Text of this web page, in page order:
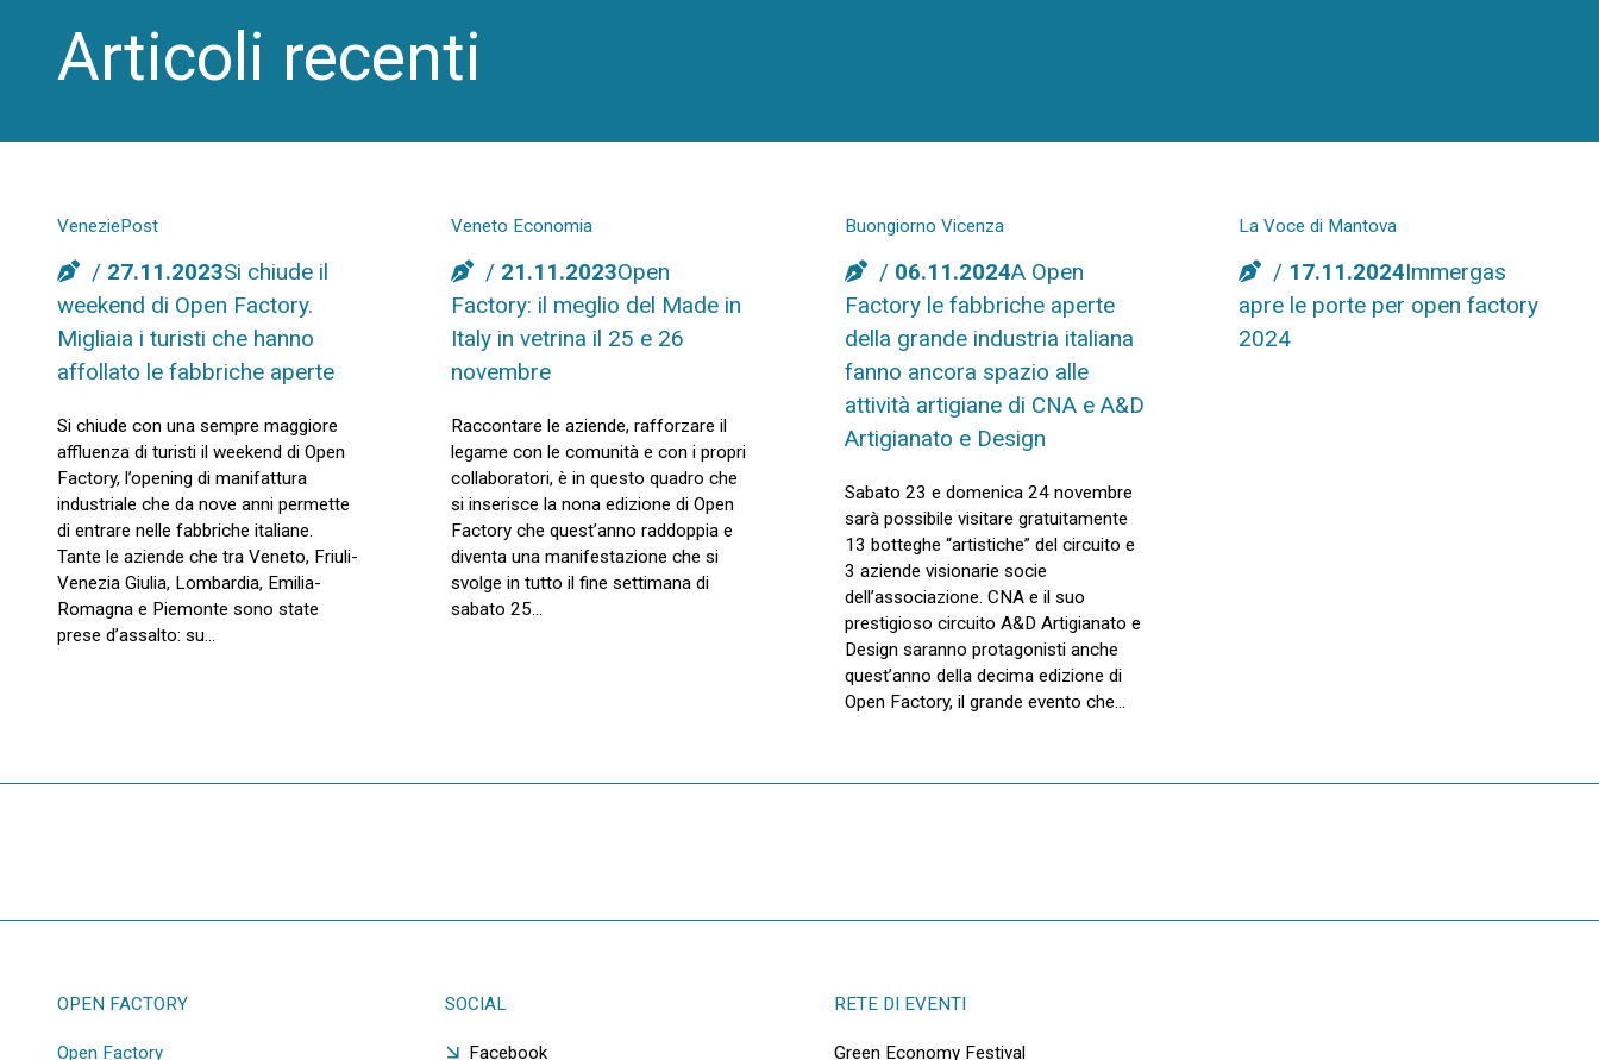
Articoli recenti
VeneziePost
27.11.2023Si chiude il
weekend di Open Factory.
Migliaia i turisti che hanno
affollato le fabbriche aperte
Si chiude con una sempre maggiore
affluenza di turisti il weekend di Open
Factory, l’opening di manifattura
industriale che da nove anni permette
di entrare nelle fabbriche italiane.
Tante le aziende che tra Veneto, Friuli-
Venezia Giulia, Lombardia, Emilia-
Romagna e Piemonte sono state
prese d’assalto: su…
Veneto Economia
21.11.2023Open
Factory: il meglio del Made in
Italy in vetrina il 25 e 26
novembre
Raccontare le aziende, rafforzare il
legame con le comunità e con i propri
collaboratori, è in questo quadro che
si inserisce la nona edizione di Open
Factory che quest’anno raddoppia e
diventa una manifestazione che si
svolge in tutto il fine settimana di
sabato 25…
Buongiorno Vicenza
06.11.2024A Open
Factory le fabbriche aperte
della grande industria italiana
fanno ancora spazio alle
attività artigiane di CNA e A&D
Artigianato e Design
Sabato 23 e domenica 24 novembre
sarà possibile visitare gratuitamente
13 botteghe “artistiche” del circuito e
3 aziende visionarie socie
dell’associazione. CNA e il suo
prestigioso circuito A&D Artigianato e
Design saranno protagonisti anche
quest’anno della decima edizione di
Open Factory, il grande evento che…
La Voce di Mantova
17.11.2024Immergas
apre le porte per open factory
2024
OPEN FACTORY
Open Factory
SOCIAL
Facebook
RETE DI EVENTI
Green Economy Festival